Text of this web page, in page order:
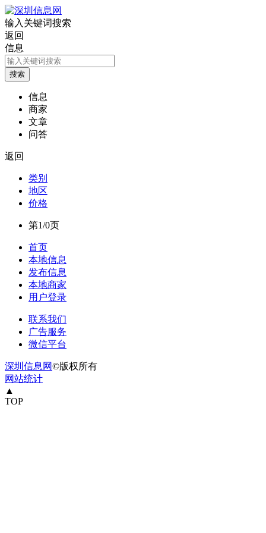
输入关键词搜索
返回
信息
信息
商家
文章
问答
返回
类别
地区
价格
第1/0页
首页
本地信息
发布信息
本地商家
用户登录
联系我们
广告服务
微信平台
深圳信息网©版权所有
网站统计
▲
TOP